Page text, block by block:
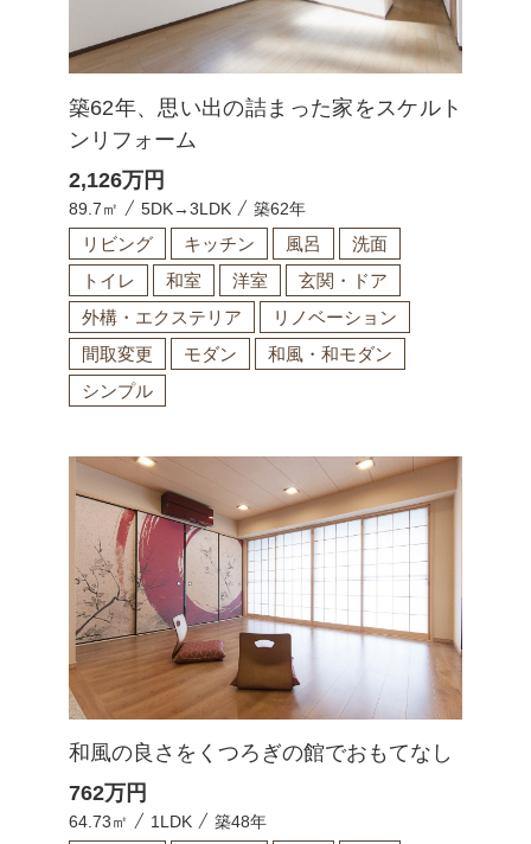
築62年、思い出の詰まった家をスケルト
ンリフォーム
2,126万円
89.7㎡ 5DK→3LDK 築62年
リビング キッチン 風呂
洗面
トイレ
和室 洋室
玄関・ドア
外構・エクステリア
リノベーション
間取変更
モダン
和風・和モダン
シンプル
和風の良さをくつろぎの館でおもてなし
762万円
64.73㎡ 1LDK 築48年